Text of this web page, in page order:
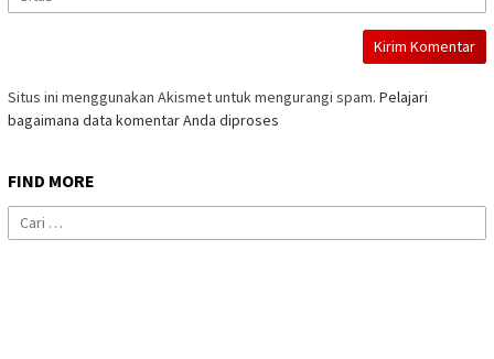
Situs ini menggunakan Akismet untuk mengurangi spam. Pelajari
bagaimana data komentar Anda diproses
FIND MORE
Cari
untuk: